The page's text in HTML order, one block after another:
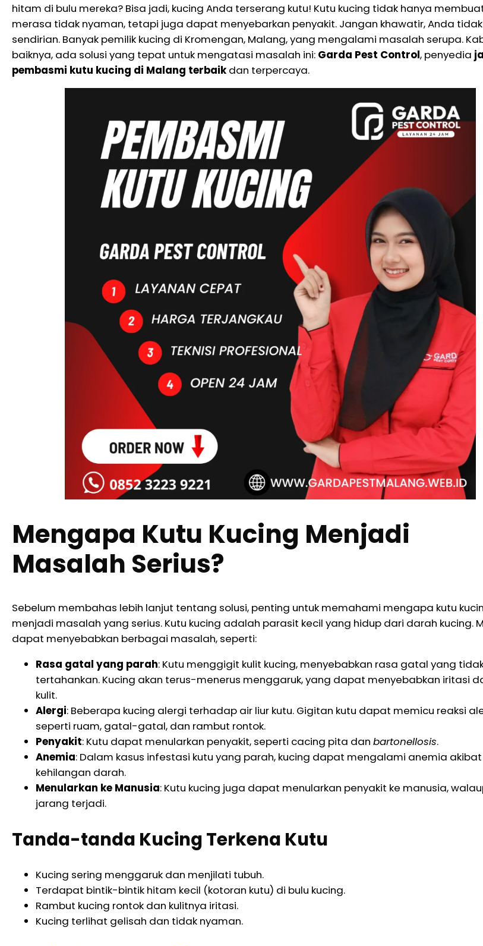
hitam di bulu mereka? Bisa jadi, kucing Anda terserang kutu! Kutu kucing tidak hanya
merasa tidak nyaman, tetapi juga dapat menyebarkan penyakit. Jangan khawatir, Anda tidak
sendirian. Banyak pemilik kucing di Kromengan, Malang, yang mengalami masalah serupa.
baiknya, ada solusi yang tepat untuk mengatasi masalah ini: Garda Pest Control, penyedia
pembasmi kutu kucing di Malang terbaik dan terpercaya.
Mengapa Kutu Kucing Menjadi
Masalah Serius?
Sebelum membahas lebih lanjut tentang solusi, penting untuk memahami mengapa kutu
menjadi masalah yang serius. Kutu kucing adalah parasit kecil yang hidup dari darah kucing.
dapat menyebabkan berbagai masalah, seperti:
Rasa gatal yang parah: Kutu menggigit kulit kucing, menyebabkan rasa gatal yang
tertahankan. Kucing akan terus-menerus menggaruk, yang dapat menyebabkan iritasi
kulit.
Alergi: Beberapa kucing alergi terhadap air liur kutu. Gigitan kutu dapat memicu reaksi
seperti ruam, gatal-gatal, dan rambut rontok.
Penyakit: Kutu dapat menularkan penyakit, seperti cacing pita dan bartonellosis.
Anemia: Dalam kasus infestasi kutu yang parah, kucing dapat mengalami anemia akibat
kehilangan darah.
Menularkan ke Manusia: Kutu kucing juga dapat menularkan penyakit ke manusia,
jarang terjadi.
Tanda-tanda Kucing Terkena Kutu
Kucing sering menggaruk dan menjilati tubuh.
Terdapat bintik-bintik hitam kecil (kotoran kutu) di bulu kucing.
Rambut kucing rontok dan kulitnya iritasi.
Kucing terlihat gelisah dan tidak nyaman.